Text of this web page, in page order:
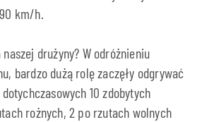
km/h.
drużyny? W odróżnieniu
bardzo dużą rolę zaczęły odgrywać
10 zdobytych
rożnych, 2 po rzutach wolnych